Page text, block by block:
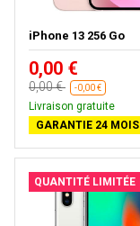
iPhone 13 256 Go
0,00 €
0,00 € -0,00 €
Livraison gratuite
GARANTIE 24 MOIS
QUANTITÉ LIMITÉE